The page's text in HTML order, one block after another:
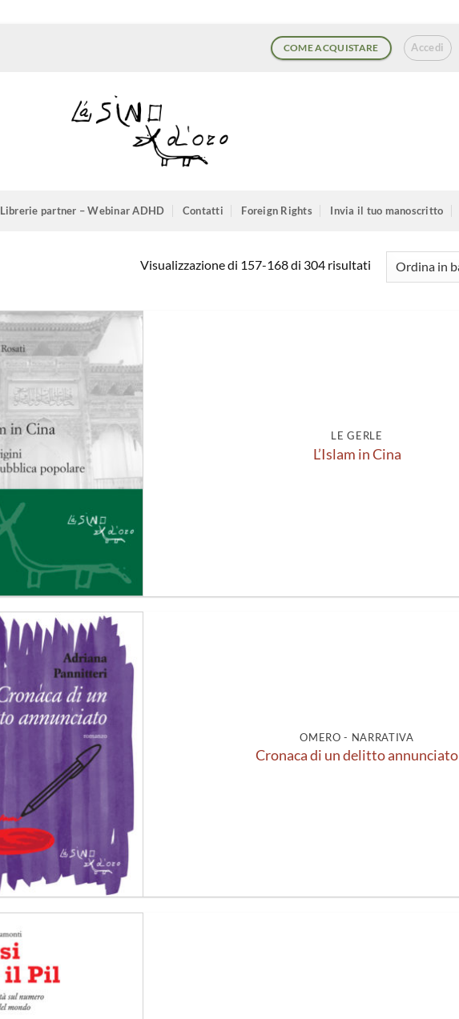
COME ACQUISTARE Accedi
Librerie partner – Webinar ADHD Contatti Foreign Rights Invia il tuo manoscritto
Visualizzazione di 157-168 di 304 risultatiOrdina
alla lista
desideri
LE GERLE
L’Islam in Cina
Aggiungi
alla lista
dei
desideri
OMERO - NARRATIVA
Cronaca di un delitto annunciato